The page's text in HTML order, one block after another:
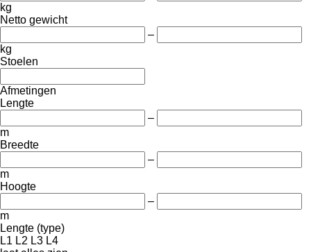
kg
Netto gewicht
–
kg
Stoelen
Afmetingen
Lengte
–
m
Breedte
–
m
Hoogte
–
m
Lengte (type)
L1 L2 L3 L4